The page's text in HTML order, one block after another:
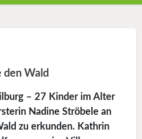
Wald
– 27 Kinder im Alter
Nadine Ströbele an
zu erkunden. Kathrin